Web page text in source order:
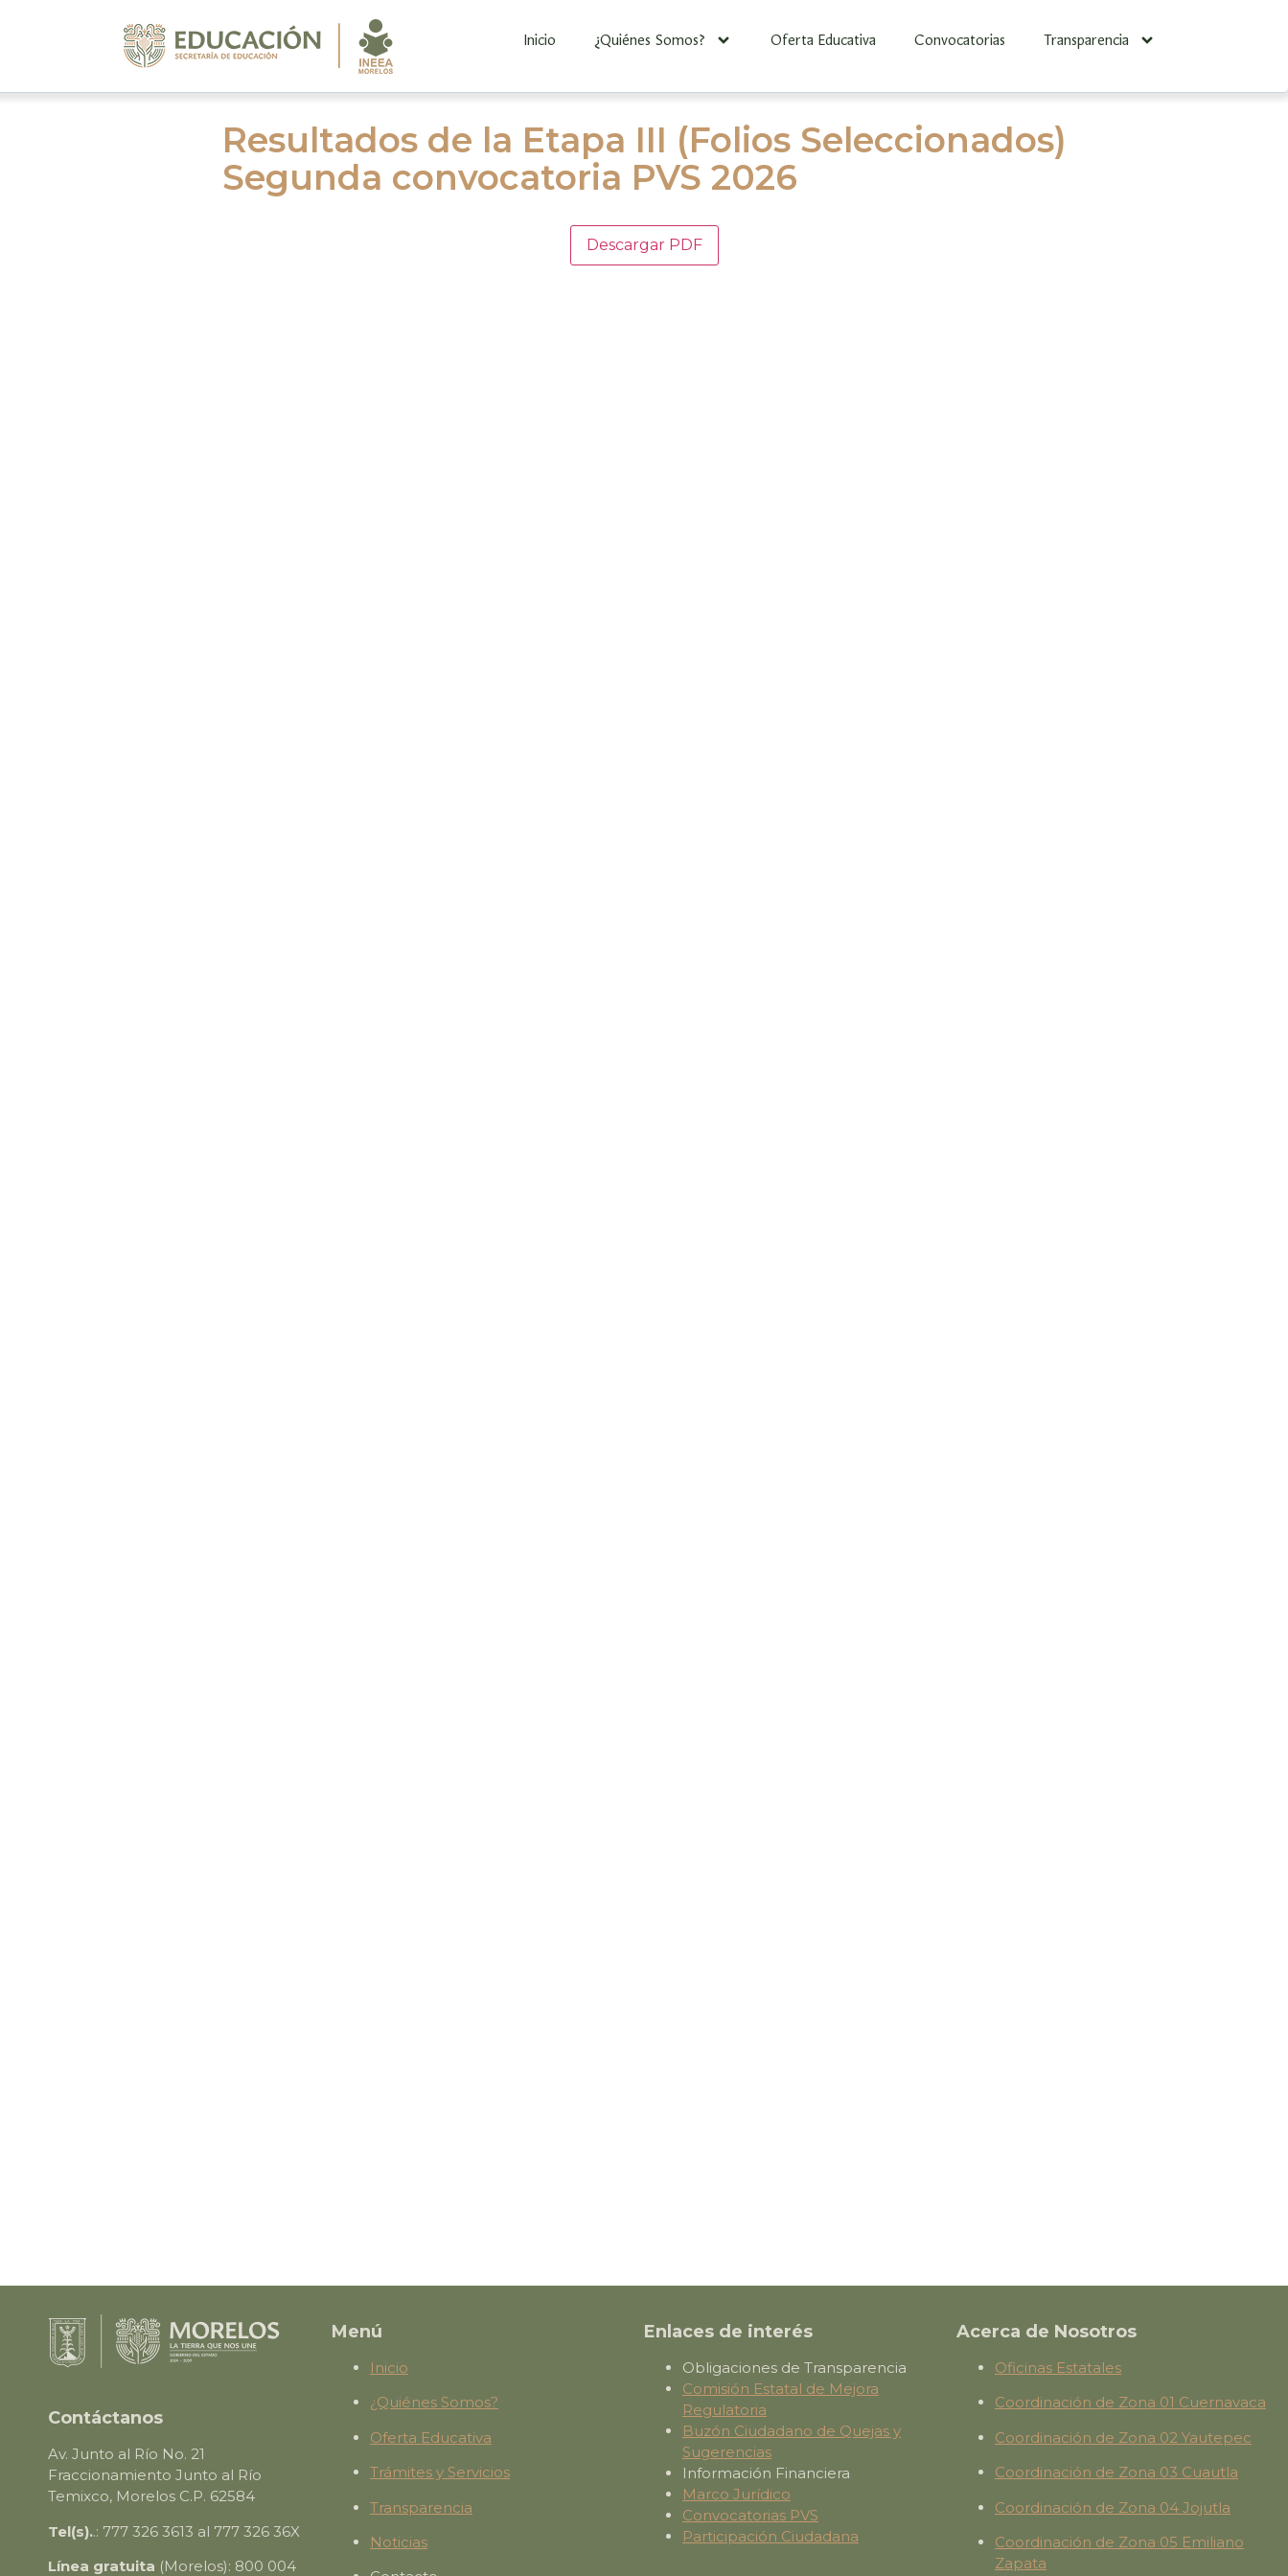
Inicio ¿Quiénes Somos? Oferta Educativa Convocatorias Transparencia
Resultados de la Etapa III (Folios Seleccionados)
Segunda convocatoria PVS 2026
Descargar PDF
Contáctanos
Av. Junto al Río No. 21
Fraccionamiento Junto al Río
Temixco, Morelos C.P. 62584
Tel(s)..: 777 326 3613 al 777 326 36X
Línea gratuita (Morelos): 800 004
Menú
Inicio
¿Quiénes Somos?
Oferta Educativa
Trámites y Servicios
Transparencia
Noticias
Enlaces de interés
Obligaciones de Transparencia
Comisión Estatal de Mejora
Regulatoria
Buzón Ciudadano de Quejas y
Sugerencias
Información Financiera
Marco Jurídico
Convocatorias PVS
Participación Ciudadana
Acerca de Nosotros
Oficinas Estatales
Coordinación de Zona 01 Cuernavaca
Coordinación de Zona 02 Yautepec
Coordinación de Zona 03 Cuautla
Coordinación de Zona 04 Jojutla
Coordinación de Zona 05 Emiliano
Zapata